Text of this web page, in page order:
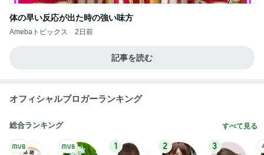
体の早い反応が出た時の強い味方
Amebaトピックス 2日前
記事を読む
オフィシャルブロガーランキング
総合ランキング すべて見る
1 2 3